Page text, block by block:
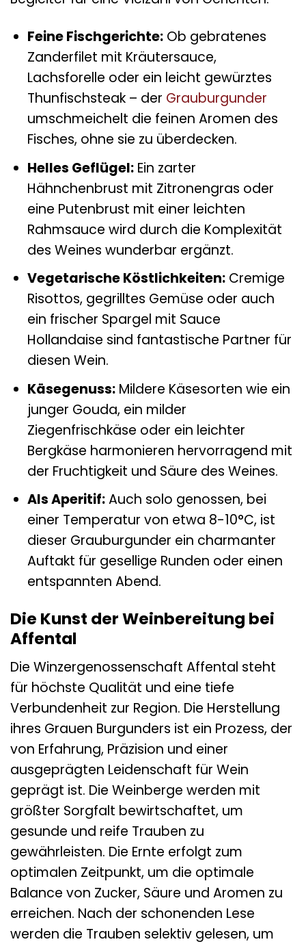
Feine Fischgerichte:Ob gebratenes
Zanderfilet mit Kräutersauce,
Lachsforelle oder ein leicht gewürztes
Thunfischsteak – der Grauburgunder
umschmeichelt die feinen Aromen des
Fisches, ohne sie zu überdecken.
Helles Geflügel:Ein zarter
Hähnchenbrust mit Zitronengras oder
eine Putenbrust mit einer leichten
Rahmsauce wird durch die Komplexität
des Weines wunderbar ergänzt.
Vegetarische Köstlichkeiten:Cremige
Risottos, gegrilltes Gemüse oder auch
ein frischer Spargel mit Sauce
Hollandaise sind fantastische Partner für
diesen Wein.
Käsegenuss:Mildere Käsesorten wie ein
junger Gouda, ein milder
Ziegenfrischkäse oder ein leichter
Bergkäse harmonieren hervorragend mit
der Fruchtigkeit und Säure des Weines.
Als Aperitif:Auch solo genossen, bei
einer Temperatur von etwa 8-10°C, ist
dieser Grauburgunder ein charmanter
Auftakt für gesellige Runden oder einen
entspannten Abend.
Die Kunst der Weinbereitung bei
Affental
Die Winzergenossenschaft Affental steht
für höchste Qualität und eine tiefe
Verbundenheit zur Region. Die Herstellung
ihres Grauen Burgunders ist ein Prozess, der
von Erfahrung, Präzision und einer
ausgeprägten Leidenschaft für Wein
geprägt ist. Die Weinberge werden mit
größter Sorgfalt bewirtschaftet, um
gesunde und reife Trauben zu
gewährleisten. Die Ernte erfolgt zum
optimalen Zeitpunkt, um die optimale
Balance von Zucker, Säure und Aromen zu
erreichen. Nach der schonenden Lese
werden die Trauben selektiv gelesen, um